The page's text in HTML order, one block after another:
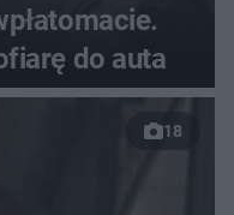
do auta
18